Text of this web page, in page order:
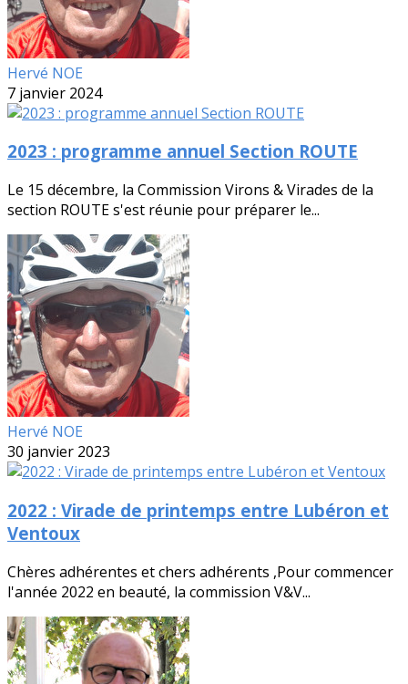
Hervé NOE
7 janvier 2024
2023 : programme annuel Section ROUTE
Le 15 décembre, la Commission Virons & Virades de la
section ROUTE s'est réunie pour préparer le...
Hervé NOE
30 janvier 2023
2022 : Virade de printemps entre Lubéron et
Ventoux
Chères adhérentes et chers adhérents ,Pour commencer
l'année 2022 en beauté, la commission V&V...